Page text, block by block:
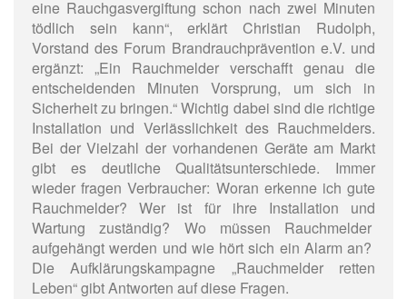
eine Rauchgasvergiftung schon nach zwei Minuten
tödlich sein kann“, erklärt Christian Rudolph,
Vorstand des Forum Brandrauchprävention e.V. und
ergänzt: „Ein Rauchmelder verschafft genau die
entscheidenden Minuten Vorsprung, um sich in
Sicherheit zu bringen.“ Wichtig dabei sind die richtige
Installation und Verlässlichkeit des Rauchmelders.
Bei der Vielzahl der vorhandenen Geräte am Markt
gibt es deutliche Qualitätsunterschiede. Immer
wieder fragen Verbraucher: Woran erkenne ich gute
Rauchmelder? Wer ist für ihre Installation und
Wartung zuständig? Wo müssen Rauchmelder
aufgehängt werden und wie hört sich ein Alarm an?
Die Aufklärungskampagne „Rauchmelder retten
Leben“ gibt Antworten auf diese Fragen.